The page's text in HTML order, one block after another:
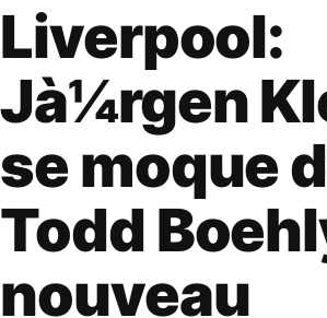
Liverpool:
Jà¼rgen
se moque
Todd
nouveau